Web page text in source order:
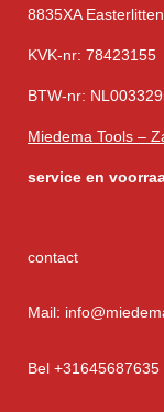
8835XA
KVK-nr: 78423155
BTW-nr:
Miedema Tools –
service en
contact
Mail:
Bel +31645687635